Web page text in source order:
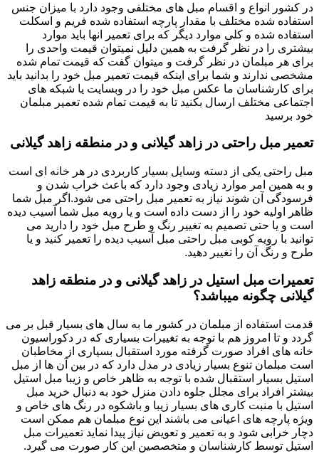
در کشور انواع و اقسام مبل های مختلفی وجود دارد با میزان جنس
استفاده شده مختلف با مقدار پارچه استفاده شده فریم و اسکلت
استفاده شده و کلی موارد دیگر که برای تعمیر انها باید موارد
بیشتری را در نظر گرفت به همین دلیل نمیتوان قیمت واحدی را
برای هر مبلمان در نظر گرفت و میتوان گفت که قیمت تمام شده
مشخصی ندارند و شما برای اینکه قیمت تعمیر مبل خود را بدانید باید
برای کارشناسان ما عکس مبل خود را در وبسایت یا شبکه های
اجتماعی مختلف ارسال بکنید تا به قیمت تمام شده تعمیر مبلمان
خود برسید
تعمیر مبل راحتی در زاهد گیلانی و در منطقه زاهد گیلانی
مبل راحتی یکی از دسته وسایل بسیار کاربردی در هر خانه ای است
و به همین امر موارد زیادی وجود دارد که باعث خراب شدن و
فرسودگی آن شوند نیاز به تعمیر مبل راحتی می شود.اگر مبل شما
ظاهر اولیه خود را از دست داده است و یا رویه مبل شما آسیب دیده
است و یا حتی تصمیم به تغییر رنگ و طرح مبل خود را دارید می
توانید با رویه کوبی مبل راحتی مبل آسیب دیده را تعمیر کنید و یا
طرح و رنگ آن را تغییر دهید.
تعمیرات مبل استیل در زاهد گیلانی و در منطقه زاهد
گیلانی چگونه میباشد؟
قدمت استفاده از مبلمان در کشور ما به سال های بسیار قبل بر می
گردد و تا امروز هم با توجه به تغییرات بسیاری که در دکوراسیون
خانه های افراد صورت گرفته مورد استقبال بسیاری از مخاطبان
است مبلمان تنوع بسیار زیادی در مدل دارد که در بین آن ها از مبل
استیل بسیار استقبال شده با توجه به ظاهر خاص و زیبا مبل استیل
بیشتر افراد برای مجلل جلوه دادن منزل خود به دنبال خرید مبل
استیل با منبت کاری های بسیار زیبا و باشکوه در رنگ های خاص و
ویژه پارچه های اعیانی می باشند این نوع مبلمان هم ممکن است
دچار خرابی شود و به تعمیر و تعویض نیاز پیدا نماید تعمیرات مبل
استیل توسط کارشناسان و متخصصین این کار صورت می گیرد.